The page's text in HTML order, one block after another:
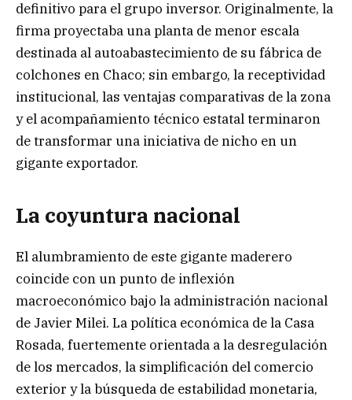
definitivo para el grupo inversor. Originalmente, la
firma proyectaba una planta de menor escala
destinada al autoabastecimiento de su fábrica de
colchones en Chaco; sin embargo, la receptividad
institucional, las ventajas comparativas de la zona
y el acompañamiento técnico estatal terminaron
de transformar una iniciativa de nicho en un
gigante exportador.
La coyuntura nacional
El alumbramiento de este gigante maderero
coincide con un punto de inflexión
macroeconómico bajo la administración nacional
de Javier Milei. La política económica de la Casa
Rosada, fuertemente orientada a la desregulación
de los mercados, la simplificación del comercio
exterior y la búsqueda de estabilidad monetaria,